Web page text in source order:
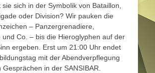
sie sich in der Symbolik von Bataillon,
oder Division? Wir pauken die
– Panzergrenadiere,
und Co. – bis die Hieroglyphen auf der
ergeben. Erst um 21:00 Uhr endet
mit der Abendverpflegung
Gesprächen in der SANSIBAR.